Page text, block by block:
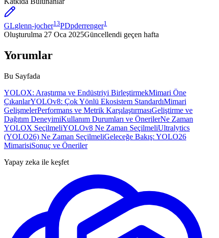
GLglenn-jocher13PDpderrenger1
Oluşturulma 27 Oca 2025Güncellendi geçen hafta
Yorumlar
Bu Sayfada
YOLOX: Araştırma ve Endüstriyi BirleştirmekMimari Öne
ÇıkanlarYOLOv8: Çok Yönlü Ekosistem StandardıMimari
GelişmelerPerformans ve Metrik KarşılaştırmasıGeliştirme ve
Dağıtım DeneyimiKullanım Durumları ve ÖnerilerNe Zaman
YOLOX SeçilmeliYOLOv8 Ne Zaman SeçilmeliUltralytics
(YOLO26) Ne Zaman SeçilmeliGeleceğe Bakış: YOLO26
MimarisiSonuç ve Öneriler
Yapay zeka ile keşfet